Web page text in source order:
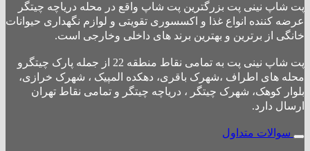
پت شاپ نینی پت بزرگترین پت شاپ واقع در محله دریاچه چیتگر
عرضه کننده انواع غذا و اکسسوری تقویتی و لوازم نگهداری حیوانات
خانگی از برترین و بهترین برند های داخلی وخارجی است.
پت شاپ نینی پت به تمامی نقاط منطقه 22 از جمله پارک چیتگرو
محله های اطراف ،شهرک باقری، دهکده المپیک ، شهرک خرازی،
بلوار کوهک، شهرک چیتگر ، دریاچه چیتگر و تمامی نقاط تهران
ارسال دارد.
سوالات متداول